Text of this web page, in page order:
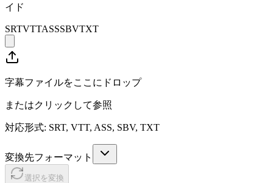
イド
SRTVTTASSSBVTXT
字幕ファイルをここにドロップ
またはクリックして参照
対応形式: SRT, VTT, ASS, SBV, TXT
変換先フォーマット
選択を変換